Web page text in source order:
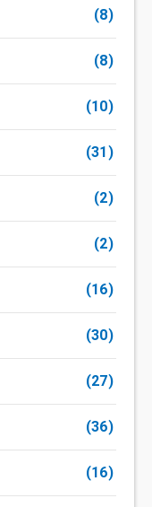
(8)
(8)
(10)
(31)
(2)
(2)
(16)
(30)
(27)
(36)
(16)